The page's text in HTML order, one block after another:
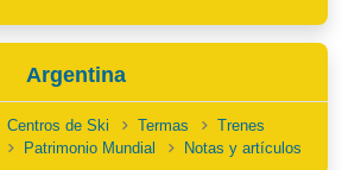
Argentina
Centros de Ski Termas
Trenes
Patrimonio Mundial Notas y artículos